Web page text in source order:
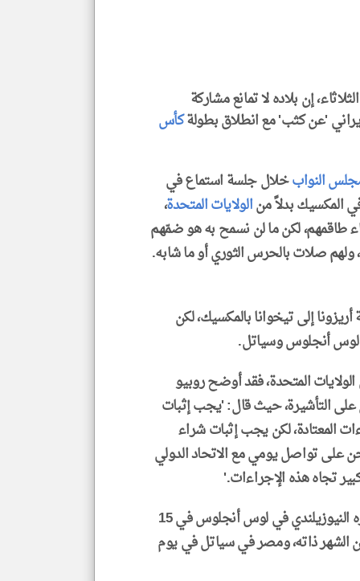
إن بلاده لا تمانع مشاركة
'عن كثب' مع انطلاق بطولةكأس
النوابخلال جلسة استماع في
المكسيك بدلاً منالولايات المتحدة،
طاقمهم، لكن ما لن نسمح به هو ضمّهم
ولهم صلات بالحرس الثوري أو ما شابه.
إلى تيخوانا بالمكسيك، لكن
أنجلوس وسياتل.
المتحدة، فقد أوضح روبيو
التأشيرة، حيث قال: 'يجب إثبات
المعتادة، لكن يجب إثبات شراء
على تواصل يومي مع الاتحاد الدولي
تجاه هذه الإجراءات.'
يذكر أنه من المقرر أن يواجه المنتخب الإيراني نظيره النيوزيلندي في لوس أنجلوس في 15
حزيران، وبلجيكا في لوس أنجلوس في 21 من الشهر ذاته، ومصر في سياتل في يوم